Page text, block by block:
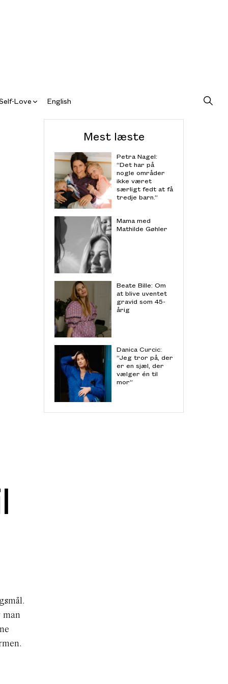
Love English
man
Mest læste
Petra Nagel:
“Det har på
nogle områder
ikke været
særligt fedt at få
tredje barn.”
Mama med
Mathilde Gøhler
Beate Bille: Om
at blive uventet
gravid som 45-
årig
Danica Curcic:
“Jeg tror på, der
er en sjæl, der
vælger én til
mor”